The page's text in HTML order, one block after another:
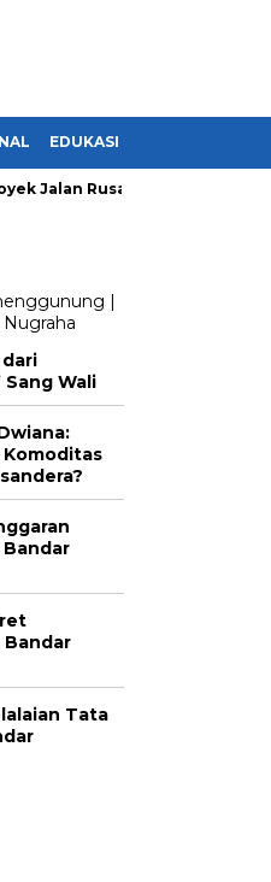
EDUKASI
Rusak di Lampung,
Sang Wali
Komoditas
Tata